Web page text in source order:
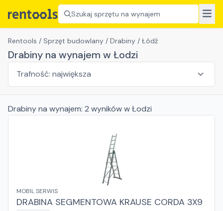
Szukaj sprzętu na wynajem
Rentools / Sprzęt budowlany / Drabiny / Łódź
Drabiny na wynajem w Łodzi
Drabinyna wynajem: 2 wynikóww Łodzi
MOBIL SERWIS
DRABINA SEGMENTOWA KRAUSE CORDA 3X9